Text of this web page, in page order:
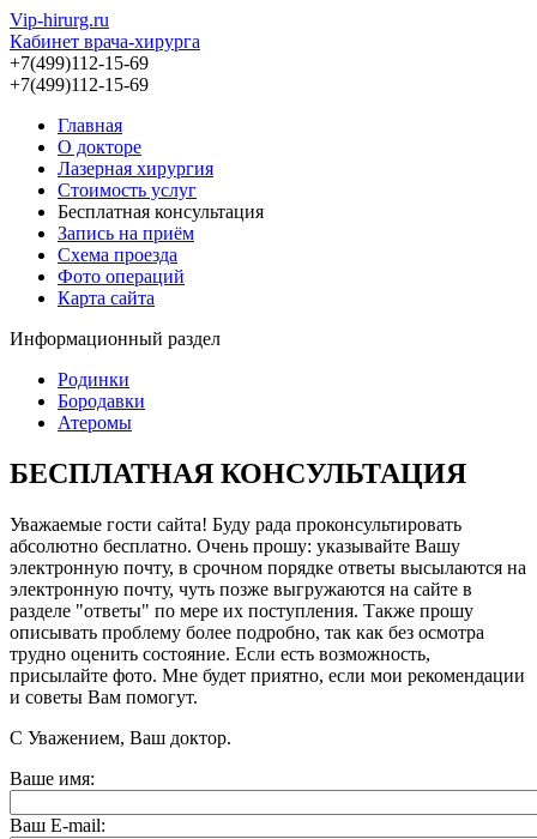
Vip-hirurg.ru
Кабинет врача-хирурга
+7(499)112-15-69
+7(499)112-15-69
Главная
О докторе
Лазерная хирургия
Стоимость услуг
Бесплатная консультация
Запись на приём
Схема проезда
Фото операций
Карта сайта
Информационный раздел
Родинки
Бородавки
Атеромы
БЕСПЛАТНАЯ КОНСУЛЬТАЦИЯ
Уважаемые гости сайта! Буду рада проконсультировать
абсолютно бесплатно. Очень прошу: указывайте Вашу
электронную почту, в срочном порядке ответы высылаются на
электронную почту, чуть позже выгружаются на сайте в
разделе "ответы" по мере их поступления. Также прошу
описывать проблему более подробно, так как без осмотра
трудно оценить состояние. Если есть возможность,
присылайте фото. Мне будет приятно, если мои рекомендации
и советы Вам помогут.
С Уважением, Ваш доктор.
Ваше имя:
Ваш E-mail: